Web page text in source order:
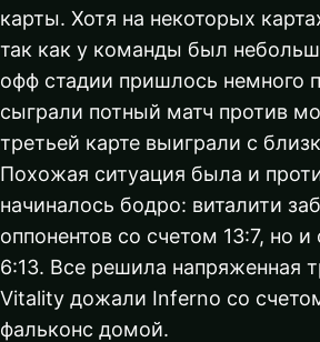
карты. Хотя на некоторых
так как у команды был
офф стадии пришлось немного
сыграли потный матч против
третьей карте выиграли с
Похожая ситуация была и
начиналось бодро: виталити
оппонентов со счетом 13:7, но
6:13. Все решила напряженная
Vitality дожали Inferno со
фальконс домой.